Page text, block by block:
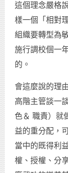
這個理念嚴格
樣一個「相對
組織要轉型為
施行調校個一
的。
會這麼說的理
高階主管談一
色＆ 職責）就
益的重分配，
當中的既得利
權、授權、分